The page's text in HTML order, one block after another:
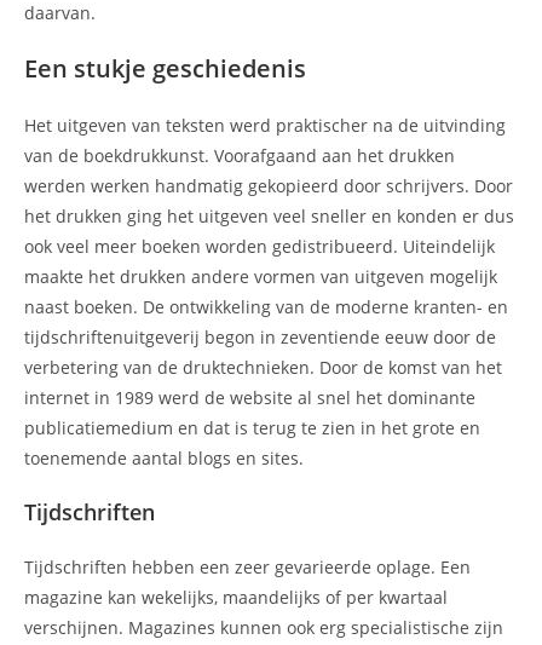
daarvan.
Een stukje geschiedenis
Het uitgeven van teksten werd praktischer na de uitvinding
van de boekdrukkunst. Voorafgaand aan het drukken
werden werken handmatig gekopieerd door schrijvers. Door
het drukken ging het uitgeven veel sneller en konden er dus
ook veel meer boeken worden gedistribueerd. Uiteindelijk
maakte het drukken andere vormen van uitgeven mogelijk
naast boeken. De ontwikkeling van de moderne kranten- en
tijdschriftenuitgeverij begon in zeventiende eeuw door de
verbetering van de druktechnieken. Door de komst van het
internet in 1989 werd de website al snel het dominante
publicatiemedium en dat is terug te zien in het grote en
toenemende aantal blogs en sites.
Tijdschriften
Tijdschriften hebben een zeer gevarieerde oplage. Een
magazine kan wekelijks, maandelijks of per kwartaal
verschijnen. Magazines kunnen ook erg specialistische zijn